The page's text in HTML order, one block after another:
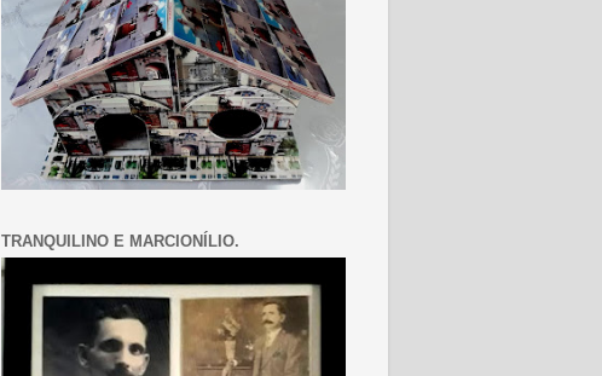
TRANQUILINO E MARCIONÍLIO.